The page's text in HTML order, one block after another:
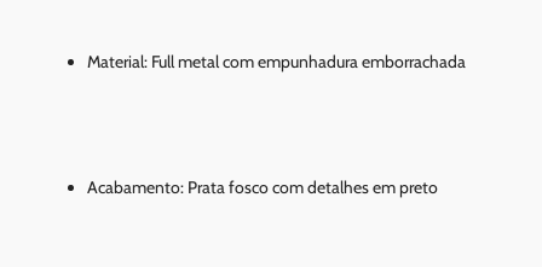
Material: Full metal com empunhadura emborrachada
Acabamento: Prata fosco com detalhes em preto